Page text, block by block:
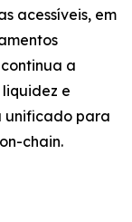
acessíveis, em
a
e
unificado para
chain.